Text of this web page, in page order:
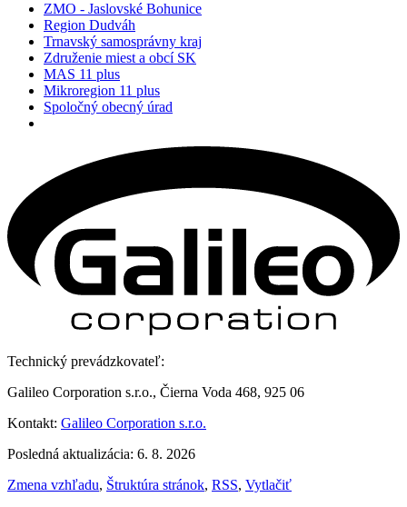
ZMO - Jaslovské Bohunice
Region Dudváh
Trnavský samosprávny kraj
Združenie miest a obcí SK
MAS 11 plus
Mikroregion 11 plus
Spoločný obecný úrad
Technický prevádzkovateľ:
Galileo Corporation s.r.o., Čierna Voda 468, 925 06
Kontakt: Galileo Corporation s.r.o.
Posledná aktualizácia: 6. 8. 2026
Zmena vzhľadu, Štruktúra stránok, RSS, Vytlačiť